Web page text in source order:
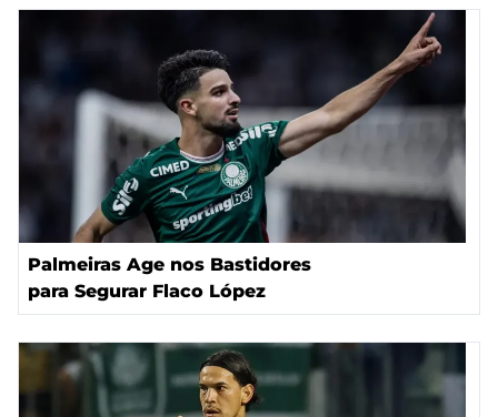
Palmeiras Age nos Bastidores
para Segurar Flaco López